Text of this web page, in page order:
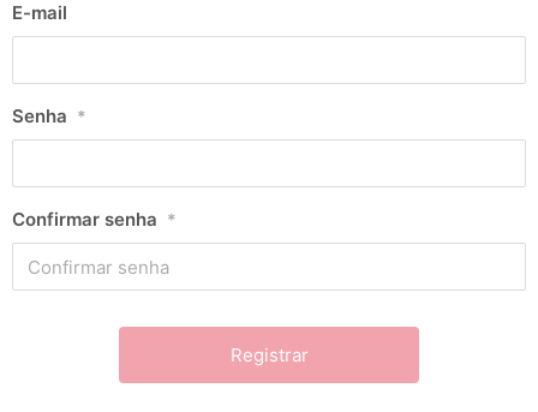
E-mail
Senha *
Confirmar senha *